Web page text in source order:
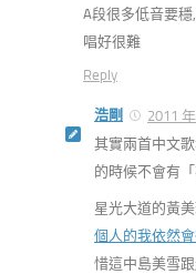
A段很多低音要穩
唱好很難
Reply
浩剛
2011
其實兩首中文
的時候不會有「
星光大道的黃
個人的我依然
惜這中島美雪